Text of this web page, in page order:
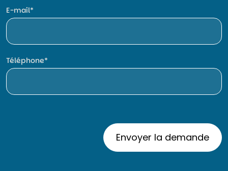
E-mail
Téléphone